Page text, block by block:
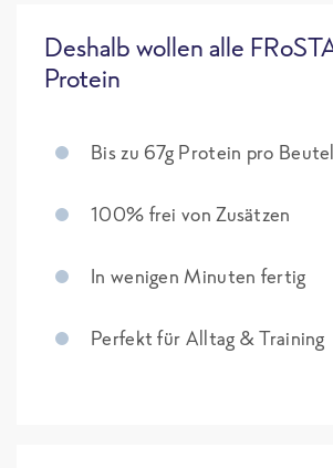
Deshalb wollen alle
Protein
Bis zu 67g Protein pro Beutel
100% frei von Zusätzen
In wenigen Minuten fertig
Perfekt für Alltag & Training